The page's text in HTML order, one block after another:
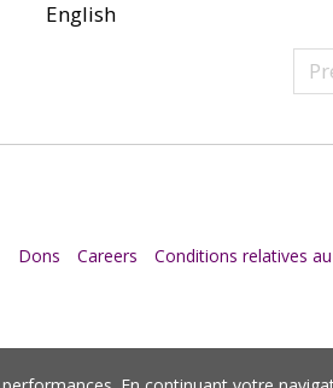
English
Dons Careers Conditions relatives